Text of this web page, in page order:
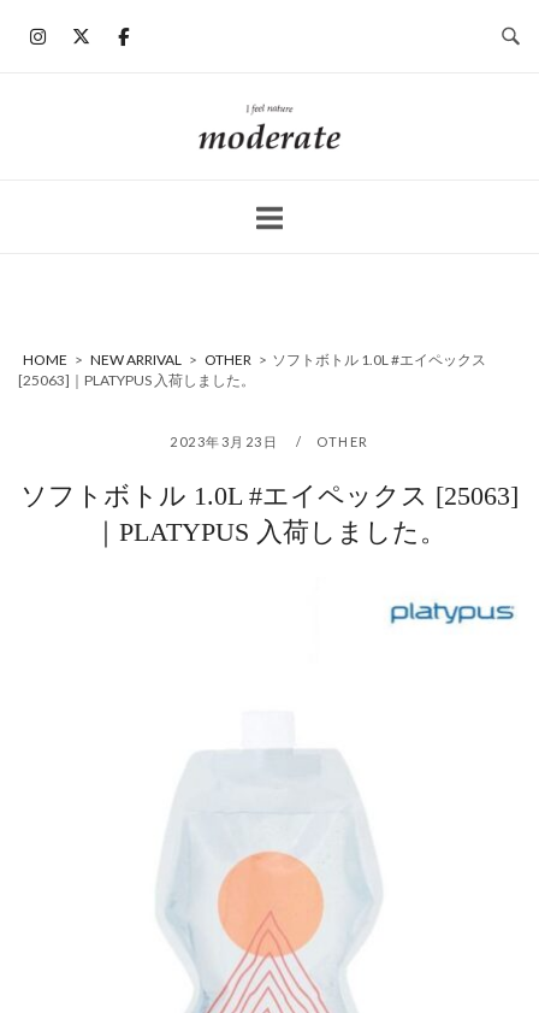
ホ
ー
HOME > NEW ARRIVAL > OTHER > ソフトボトル 1.0L #エイペックス
[25063]｜PLATYPUS 入荷しました。
2023年3月23日 OTHER
ソフトボトル 1.0L #エイペックス [25063]
｜PLATYPUS 入荷しました。